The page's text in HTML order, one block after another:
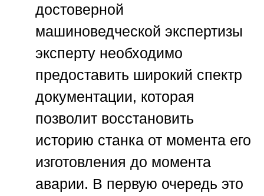
достоверной
машиноведческой экспертизы
эксперту необходимо
предоставить широкий спектр
документации, которая
позволит восстановить
историю станка от момента его
изготовления до момента
аварии. В первую очередь это